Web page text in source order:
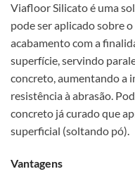
Viafloor Silicato é uma
pode ser aplicado sobre
acabamento com a
superfície, servindo
concreto, aumentando a
resistência à abrasão.
concreto já curado que
superficial (soltando pó).
Vantagens